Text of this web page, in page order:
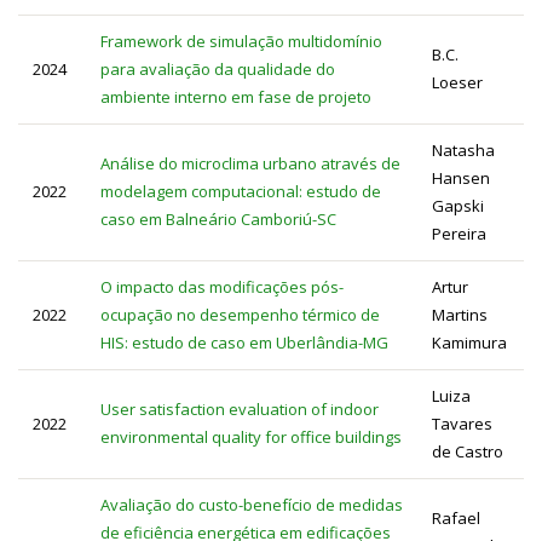
2024
Framework de simulação multidomínio
para avaliação da qualidade do
ambiente interno em fase de projeto
B.C.
Loeser
2022
Análise do microclima urbano através de
modelagem computacional: estudo de
caso em Balneário Camboriú-SC
Natasha
Hansen
Gapski
Pereira
2022
O impacto das modificações pós-
ocupação no desempenho térmico de
HIS: estudo de caso em Uberlândia-MG
Artur
Martins
Kamimura
2022
User satisfaction evaluation of indoor
environmental quality for office buildings
Luiza
Tavares
de Castro
Avaliação do custo-benefício de medidas
de eficiência energética em edificações
Rafael